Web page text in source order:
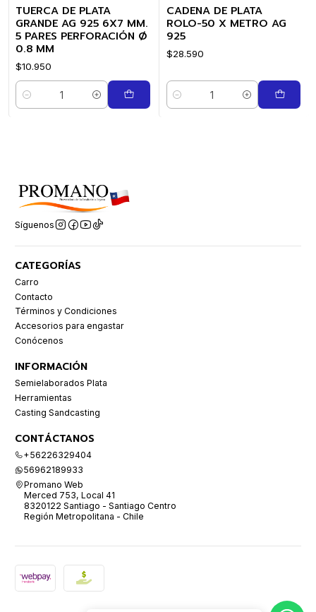
TUERCA DE PLATA
GRANDE AG 925 6X7 MM.
5 PARES PERFORACIÓN Ø
0.8 MM
$10.950
Cantidad
CADENA DE PLATA
ROLO-50 X METRO AG
925
$28.590
Cantidad
Síguenos
CATEGORÍAS
Carro
Contacto
Términos y Condiciones
Accesorios para engastar
Conócenos
INFORMACIÓN
Semielaborados Plata
Herramientas
Casting Sandcasting
CONTÁCTANOS
+56226329404
56962189933
Promano Web
Merced 753, Local 41
8320122 Santiago - Santiago Centro
Región Metropolitana - Chile